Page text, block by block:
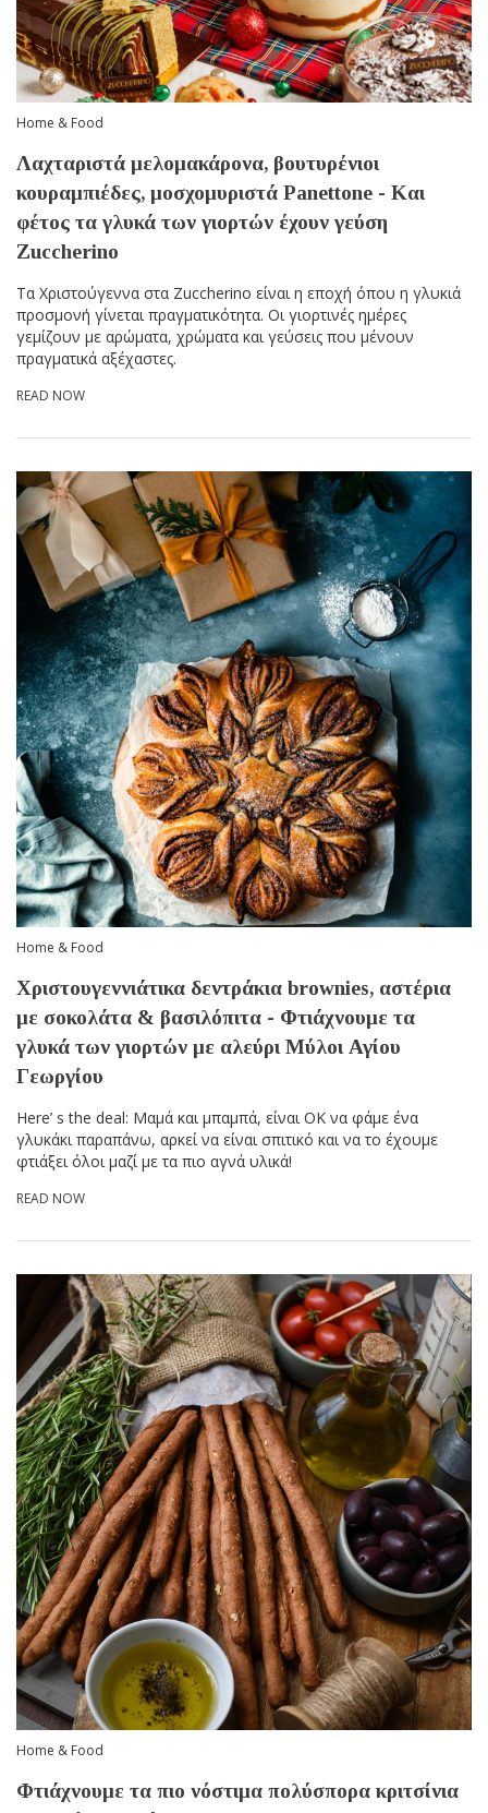
Home & Food
Λαχταριστά μελομακάρονα, βουτυρένιοι
κουραμπιέδες, μοσχομυριστά Panettone - Και
φέτος τα γλυκά των γιορτών έχουν γεύση
Zuccherino
Τα Χριστούγεννα στα Zuccherino είναι η εποχή όπου η γλυκιά
προσμονή γίνεται πραγματικότητα. Οι γιορτινές ημέρες
γεμίζουν με αρώματα, χρώματα και γεύσεις που μένουν
πραγματικά αξέχαστες.
READ NOW
Home & Food
Χριστουγεννιάτικα δεντράκια brownies, αστέρια
με σοκολάτα & βασιλόπιτα - Φτιάχνουμε τα
γλυκά των γιορτών με αλεύρι Μύλοι Αγίου
Γεωργίου
Here’ s the deal: Μαμά και μπαμπά, είναι ΟΚ να φάμε ένα
γλυκάκι παραπάνω, αρκεί να είναι σπιτικό και να το έχουμε
φτιάξει όλοι μαζί με τα πιο αγνά υλικά!
READ NOW
Home & Food
Φτιάχνουμε τα πιο νόστιμα πολύσπορα κριτσίνια